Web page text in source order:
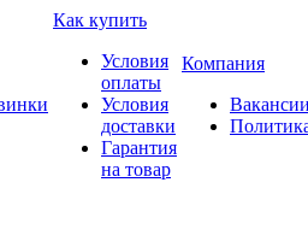
Как купить
Условия
оплаты
Условия
доставки
Гарантия
на товар
Компания